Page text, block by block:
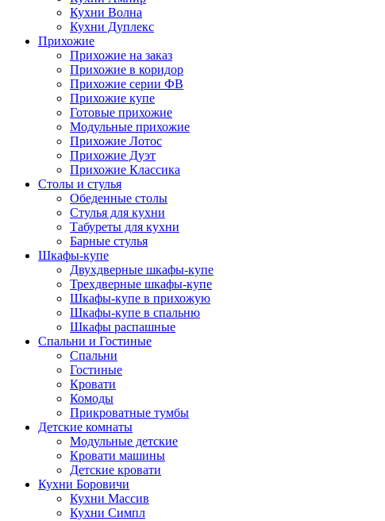
Кухни Волна
Кухни Дуплекс
Прихожие
Прихожие на заказ
Прихожие в коридор
Прихожие серии ФВ
Прихожие купе
Готовые прихожие
Модульные прихожие
Прихожие Лотос
Прихожие Дуэт
Прихожие Классика
Столы и стулья
Обеденные столы
Стулья для кухни
Табуреты для кухни
Барные стулья
Шкафы-купе
Двухдверные шкафы-купе
Трехдверные шкафы-купе
Шкафы-купе в прихожую
Шкафы-купе в спальню
Шкафы распашные
Спальни и Гостиные
Спальни
Гостиные
Кровати
Комоды
Прикроватные тумбы
Детские комнаты
Модульные детские
Кровати машины
Детские кровати
Кухни Боровичи
Кухни Массив
Кухни Симпл